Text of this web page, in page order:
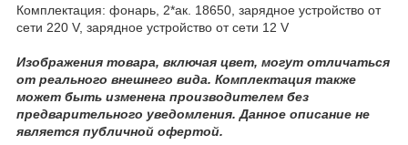
Комплектация: фонарь, 2*ак. 18650, зарядное устройство от
сети 220 V, зарядное устройство от сети 12 V
Изображения товара, включая цвет, могут отличаться
от реального внешнего вида. Комплектация также
может быть изменена производителем без
предварительного уведомления. Данное описание не
является публичной офертой.